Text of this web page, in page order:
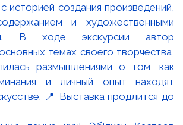
историей создания произведений,
и художественными
В ходе экскурсии автор
темах своего творчества,
размышлениями о том, как
и личный опыт находят
📍 Выставка продлится до